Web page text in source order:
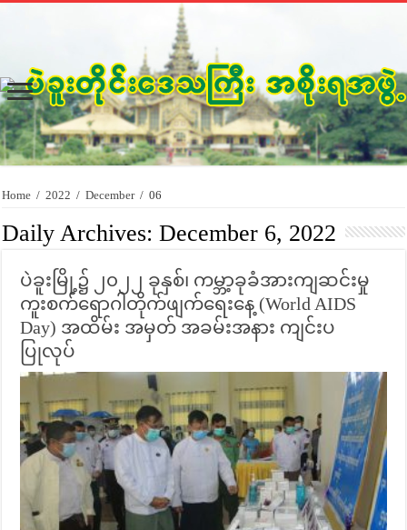
Home / 2022 / December / 06
Daily Archives:December 6, 2022
ပဲခူးမြို့၌ ၂၀၂၂ ခုနှစ်၊ ကမ္ဘာ့ခုခံအားကျဆင်းမှု
ကူးစက်ရောဂါတိုက်ဖျက်ရေးနေ့ (World AIDS
Day) အထိမ်း အမှတ် အခမ်းအနား ကျင်းပ
ပြုလုပ်